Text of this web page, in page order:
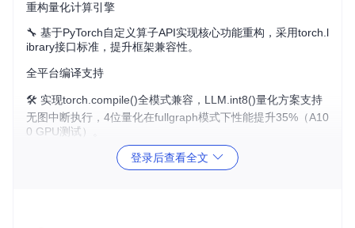
重构量化计算引擎
🔧 基于PyTorch自定义算子API实现核心功能重构，采用torch.l
ibrary接口标准，提升框架兼容性。
全平台编译支持
🛠️ 实现torch.compile()全模式兼容，LLM.int8()量化方案支持
无图中断执行，4位量化在fullgraph模式下性能提升35%（A10
0 GPU测试）。
ARM架构原生适配 登录后查看全文